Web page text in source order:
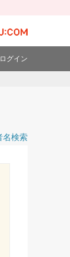
ログイン
名検索